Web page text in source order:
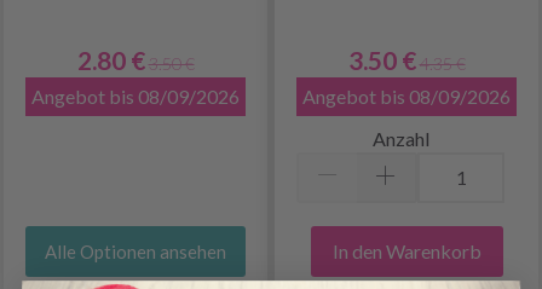
2.80 € 3.50 €
Angebot bis 08/09/2026
Alle Optionen ansehen
3.50 € 4.35 €
Angebot bis 08/09/2026
Anzahl
In den Warenkorb